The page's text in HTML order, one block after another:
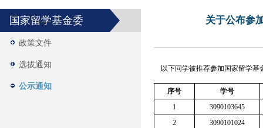
国家留学基金委
政策文件
选拔通知
公示通知
关于公布参
以下同学被推荐参加国家留学基
序号
学号
1
3090103645
2
3090101024